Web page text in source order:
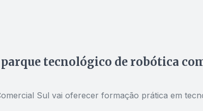
tecnológico de robótica
Sul vai oferecer formação prática em